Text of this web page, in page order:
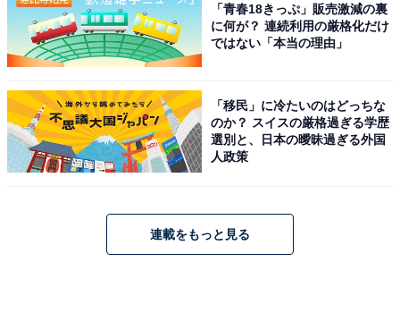
おしゃべり上手な性格は？
まるちゃんは、陽気でおしゃべりがとても上手です。機
手だなと感じたりする部分もあります。つまり伝え上手
なのです。これは陽占図の玉堂星があるからです。玉堂
星は、ユニークでアイデアが豊富、頭の回転が早い人が
にさせることなく楽しいおしゃべりができます。
「青春18きっぷ」販売激減の裏
に何が？ 連続利用の厳格化だけ
ではない「本当の理由」
「移民」に冷たいのはどっちな
のか？ スイスの厳格過ぎる学歴
選別と、日本の曖昧過ぎる外国
人政策
連載をもっと見る